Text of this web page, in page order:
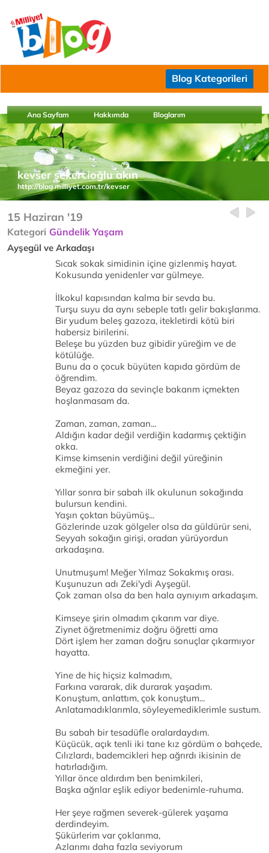
Blog Kategorileri
Ana Sayfam Hakkımda Bloglarım
kevser şekercioğlu akın
http://blog.milliyet.com.tr/kevser
15 Haziran '19
Kategori Gündelik Yaşam
Ayşegül ve Arkadaşı
Sıcak sokak simidinin içine gizlenmiş hayat.
Kokusunda yenidenler var gülmeye.
İlkokul kapısından kalma bir sevda bu.
Turşu suyu da aynı sebeple tatlı gelir bakışlarıma.
Bir yudum beleş gazoza, itekletirdi kötü biri
habersiz birilerini.
Beleşe bu yüzden buz gibidir yüreğim ve de
kötülüğe.
Bunu da o çocuk büyüten kapıda gördüm de
öğrendim.
Beyaz gazoza da sevinçle bakarım içmekten
hoşlanmasam da.
Zaman, zaman, zaman...
Aldığın kadar değil verdiğin kadarmış çektiğin
okka.
Kimse kimsenin verdiğini değil yüreğinin
ekmeğini yer.
Yıllar sonra bir sabah ilk okulunun sokağında
bulursun kendini.
Yaşın çoktan büyümüş...
Gözlerinde uzak gölgeler olsa da güldürür seni,
Seyyah sokağın girişi, oradan yürüyordun
arkadaşına.
Unutmuşum! Meğer Yılmaz Sokakmış orası.
Kuşunuzun adı Zeki'ydi Ayşegül.
Çok zaman olsa da ben hala aynıyım arkadaşım.
Kimseye şirin olmadım çıkarım var diye.
Ziynet öğretmenimiz doğru öğretti ama
Dört işlem her zaman doğru sonuçlar çıkarmıyor
hayatta.
Yine de hiç hiçsiz kalmadım,
Farkına vararak, dik durarak yaşadım.
Konuştum, anlattım, çok konuştum...
Anlatamadıklarımla, söyleyemediklerimle sustum.
Bu sabah bir tesadüfle oralardaydım.
Küçücük, açık tenli iki tane kız gördüm o bahçede,
Cılızlardı, bademcikleri hep ağrırdı ikisinin de
hatırladığım.
Yıllar önce aldırdım ben benimkileri,
Başka ağrılar eşlik ediyor bedenimle-ruhuma.
Her şeye rağmen severek-gülerek yaşama
derdindeyim.
Şükürlerim var çoklarıma,
Azlarımı daha fazla seviyorum